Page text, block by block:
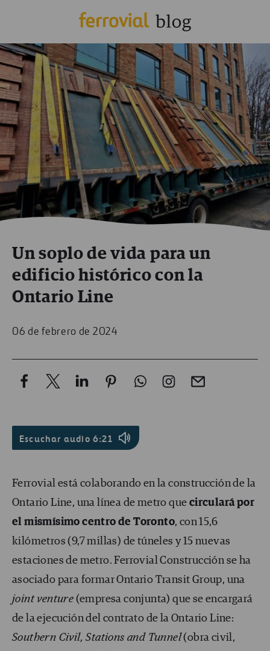
Un soplo de vida para un
edificio histórico con la
Ontario Line
06 de febrero de 2024
Escuchar audio 6:21
Ferrovial está colaborando en la construcción de la
Ontario Line, una línea de metro que circulará por
el mismísimo centro de Toronto, con 15,6
kilómetros (9,7 millas) de túneles y 15 nuevas
estaciones de metro. Ferrovial Construcción se ha
asociado para formar Ontario Transit Group, una
joint venture (empresa conjunta) que se encargará
de la ejecución del contrato de la Ontario Line:
Southern Civil, Stations and Tunnel(obra civil,